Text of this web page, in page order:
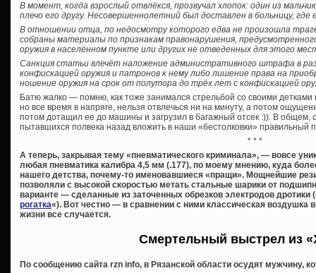
В момент, когда взрослый отвлёкся, прозвучал хлопок: один из
плечо его другу. Несовершеннолетний был доставлен в больницу,
В отношении отца, по недосмотру которого едва не произошла
собраны материалы по признакам правонарушения,
оружия в населённом пункте или других не отведенных для этого
Санкция статьи влечёт наложение административного штрафа в
конфискацией оружия и патронов к нему либо лишение права на
ношение оружия на срок от полутора до трёх лет с конфискацией
Батю жалко — помню, как тоже занимался стрельбой со своими
но все время в напряге, нельзя отвлечься ни на минуту, а потом
потом дотащил ее до машины и загрузил в багажный отсек :)). В общем,
пытавшихся полвека назад вложить в наши «бестолковки»
* * *
А теперь, закрывая тему «пневматического криминала», — вовсе
любая пневматика калибра 4,5 мм (.177), по моему мнению, куда
нашего детства, почему-то именовавшиеся «пращи». Мощнейшие
позволяли с высокой скоростью метать стальные шарики от
варианте — сделанные из заточенных обрезков электродов дротики
рогатка«). Вот честно — в сравнении с ними классическая воздушка
жизни все случается.
Смертельный выстрел из
По сообщению сайта rzn info, в Рязанской области осудят мужчину,